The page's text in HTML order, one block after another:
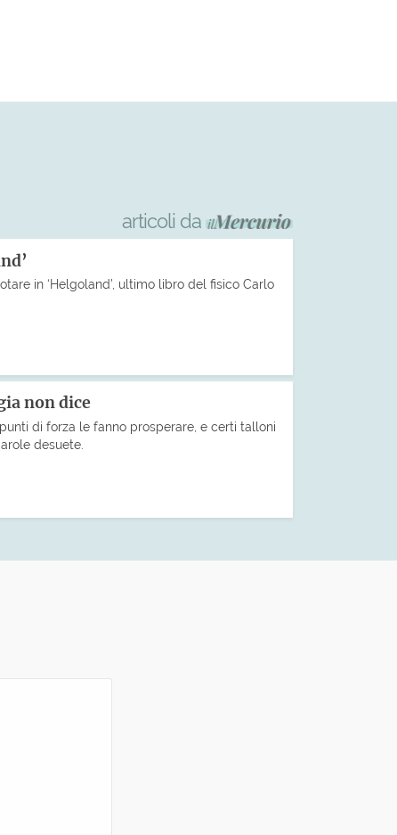
articoli da
in ‘Helgoland’, ultimo libro del fisico Carlo
non dice
di forza le fanno prosperare, e certi talloni
desuete.